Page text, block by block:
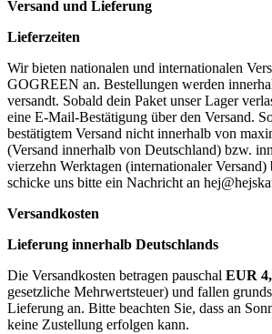
Versand und Lieferung
Lieferzeiten
Wir bieten nationalen und internationalen
GOGREEN an. Bestellungen werden
versandt. Sobald dein Paket unser Lager
eine E-Mail-Bestätigung über den Versand.
bestätigtem Versand nicht innerhalb von
(Versand innerhalb von Deutschland) bzw.
vierzehn Werktagen (internationaler
schicke uns bitte ein Nachricht an
Versandkosten
Lieferung innerhalb Deutschlands
Die Versandkosten betragen pauschal EUR
gesetzliche Mehrwertsteuer) und fallen
Lieferung an. Bitte beachten Sie, dass an
keine Zustellung erfolgen kann.